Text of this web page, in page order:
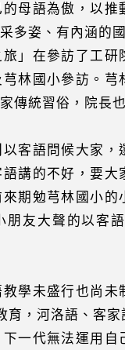
母語為傲，以
多姿、有內涵的國
」在參訪了工
林國小參訪。
傳統習俗，院長
客語問候大家
講的不好，要
期勉芎林國小
朋友大聲的以客
學未盛行也尚
育，河洛語、客
一代無法運用